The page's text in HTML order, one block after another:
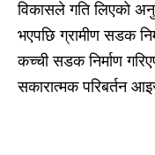
विकासले गति लिएको
भएपछि ग्रामीण सडक
कच्ची सडक निर्माण
सकारात्मक परिबर्तन